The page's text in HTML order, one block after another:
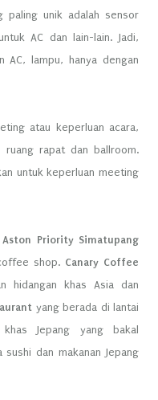
paling unik adalah sensor
AC dan lain-lain. Jadi,
AC, lampu, hanya dengan
atau keperluan acara,
ruang rapat dan ballroom.
untuk keperluan meeting
Aston Priority Simatupang
shop. Canary Coffee
hidangan khas Asia dan
yang berada di lantai
Jepang yang bakal
dan makanan Jepang